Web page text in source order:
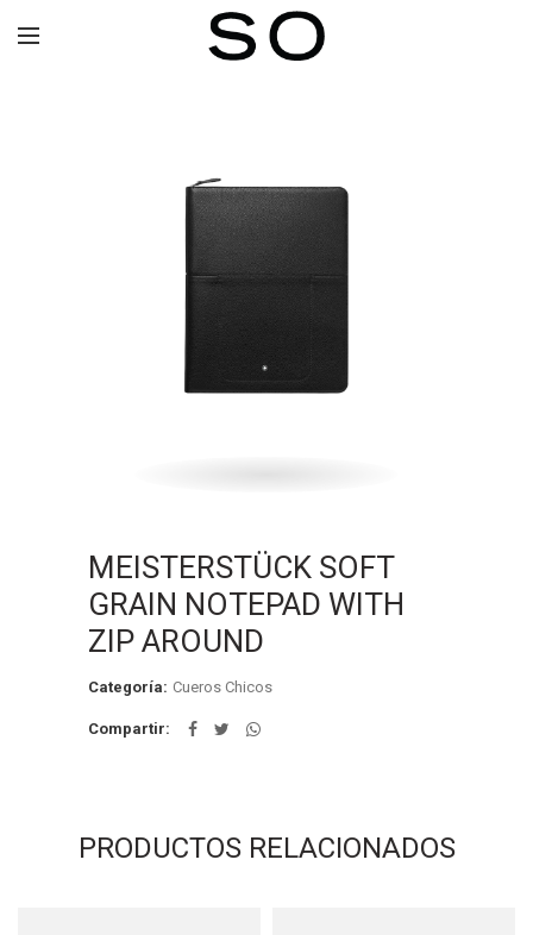
MEISTERSTÜCK SOFT
GRAIN NOTEPAD WITH
ZIP AROUND
Categoría: Cueros Chicos
Compartir
PRODUCTOS RELACIONADOS